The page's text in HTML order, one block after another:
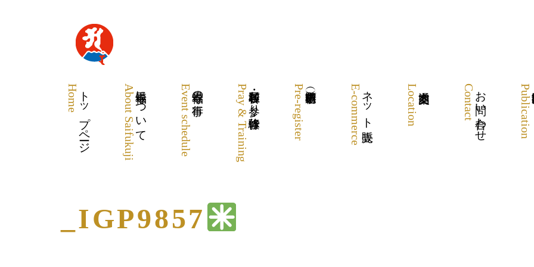
トップページ
Home 最福寺について
About Saifukuji 最福寺の行事
Event schedule 各種祈願・お参り・体験修行
Pray & Training Pre-register ネット販売
E-commerce Location お問い合わせ
Contact Publication
_IGP9857